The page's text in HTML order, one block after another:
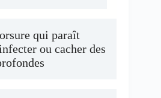
qui paraît
ou cacher des